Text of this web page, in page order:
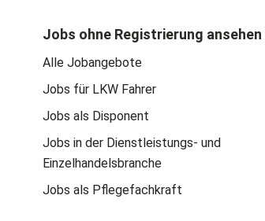
Jobs ohne Registrierung ansehen
Alle Jobangebote
Jobs für LKW Fahrer
Jobs als Disponent
Jobs in der Dienstleistungs- und
Einzelhandelsbranche
Jobs als Pflegefachkraft